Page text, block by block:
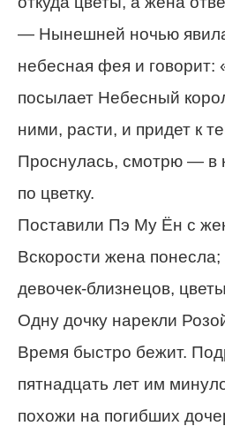
— Нынешней ночью
небесная фея и говорит:
посылает Небесный
ними, расти, и придет к
Проснулась, смотрю — в
по цветку.
Поставили Пэ Му Ён с
Вскорости жена понесла;
девочек-близнецов,
Одну дочку нарекли
Время быстро бежит.
пятнадцать лет им
похожи на погибших